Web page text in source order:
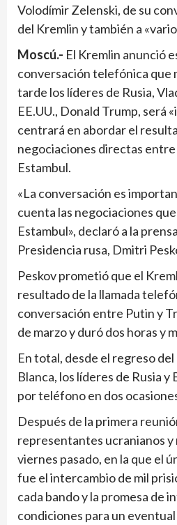
Volodímir Zelenski, de su
del Kremlin y también a
Moscú.- El Kremlin anunció
conversación telefónica que
tarde los líderes de Rusia,
EE.UU., Donald Trump, será
centrará en abordar el
negociaciones directas
Estambul.
«La conversación es
cuenta las negociaciones
Estambul», declaró a la
Presidencia rusa, Dmitri
Peskov prometió que el
resultado de la llamada
conversación entre Putin y
de marzo y duró dos horas y
En total, desde el regreso del
Blanca, los líderes de Rusia y
por teléfono en dos
Después de la primera
representantes ucranianos y
viernes pasado, en la que el
fue el intercambio de mil
cada bando y la promesa de
condiciones para un